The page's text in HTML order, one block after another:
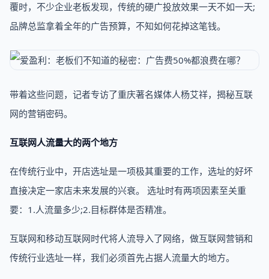
覆时，不少企业老板发现，传统的硬广投放效果一天不如一天;
品牌总监拿着全年的广告预算，不知如何花掉这笔钱。
带着这些问题，记者专访了重庆著名媒体人杨艾祥，揭秘互联
网的营销密码。
互联网人流量大的两个地方
在传统行业中，开店选址是一项极其重要的工作，选址的好坏
直接决定一家店未来发展的兴衰。 选址时有两项因素至关重
要：1.人流量多少;2.目标群体是否精准。
互联网和移动互联网时代将人流导入了网络，做互联网营销和
传统行业选址一样，我们必须首先占据人流量大的地方。